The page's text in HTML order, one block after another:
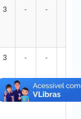
3 - -
3 - -